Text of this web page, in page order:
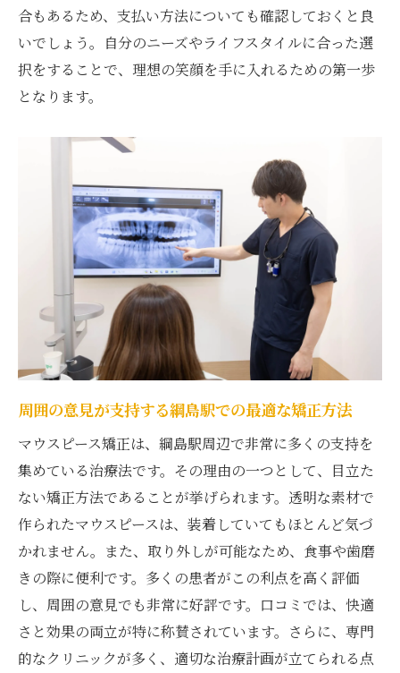
費用を正しく理解して綱島駅での矯正を始
める
賢い選択のための綱島駅での矯正費用ガイ
ド
綱島駅での矯正治療、費用に関する疑問を
解消
費用選びで後悔しない綱島駅での矯正体験
合もあるため、支払い方法についても確認しておくと良
いでしょう。自分のニーズやライフスタイルに合った選
択をすることで、理想の笑顔を手に入れるための第一歩
となります。
周囲の意見が支持する綱島駅での最適な矯正方法
マウスピース矯正は、綱島駅周辺で非常に多くの支持を
集めている治療法です。その理由の一つとして、目立た
ない矯正方法であることが挙げられます。透明な素材で
作られたマウスピースは、装着していてもほとんど気づ
かれません。また、取り外しが可能なため、食事や歯磨
きの際に便利です。多くの患者がこの利点を高く評価
し、周囲の意見でも非常に好評です。口コミでは、快適
さと効果の両立が特に称賛されています。さらに、専門
的なクリニックが多く、適切な治療計画が立てられる点